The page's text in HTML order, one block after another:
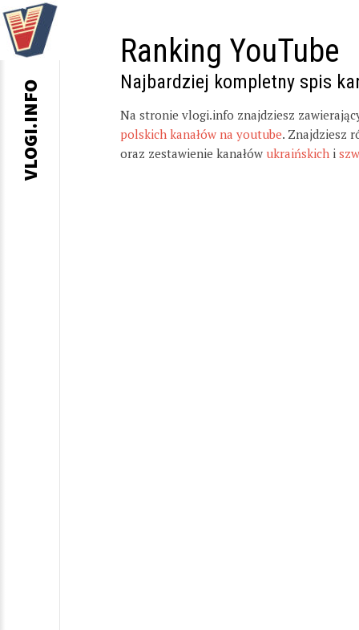
Ranking YouTube
Najbardziej kompletny spis
Na stronie vlogi.info znajdziesz
polskich kanałów na youtube. Znajdziesz
oraz zestawienie kanałów ukraińskich i
VLOGI.INFO